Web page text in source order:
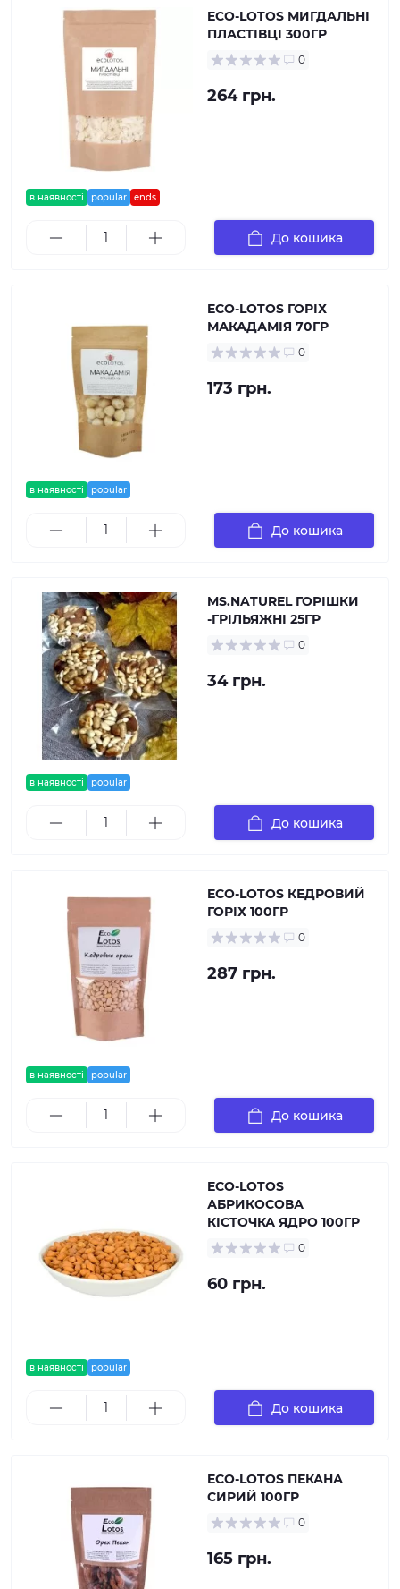
в наявності popular ends
ECO-LOTOS МИГДАЛЬНІ
ПЛАСТІВЦІ 300ГР
0
264 грн.
До кошика
в наявності popular
ECO-LOTOS ГОРІХ
МАКАДАМІЯ 70ГР
0
173 грн.
До кошика
в наявності popular
MS.NATUREL ГОРІШКИ
-ГРІЛЬЯЖНІ 25ГР
0
34 грн.
До кошика
в наявності popular
ECO-LOTOS КЕДРОВИЙ
ГОРІХ 100ГР
0
287 грн.
До кошика
в наявності popular
ECO-LOTOS
АБРИКОСОВА
КІСТОЧКА ЯДРО 100ГР
0
60 грн.
До кошика
ECO-LOTOS ПЕКАНА
СИРИЙ 100ГР
0
165 грн.